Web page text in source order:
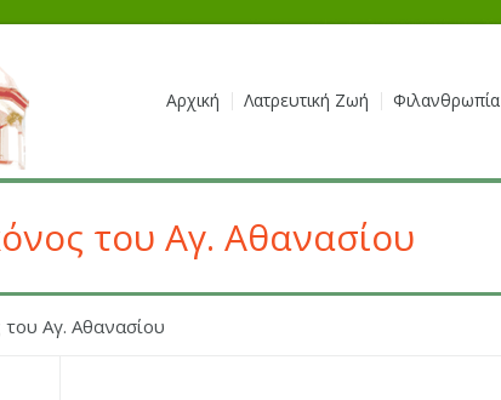
Αρχική Λατρευτική Ζωή Φιλανθρωπία
του Αγ. Αθανασίου
του Αγ. Αθανασίου